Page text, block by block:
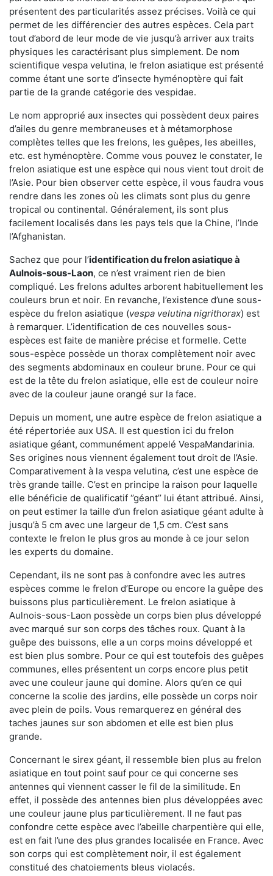
présentent des particularités assez précises. Voilà ce qui
permet de les différencier des autres espèces. Cela part
tout d’abord de leur mode de vie jusqu’à arriver aux traits
physiques les caractérisant plus simplement. De nom
scientifique vespa velutina, le frelon asiatique est présenté
comme étant une sorte d’insecte hyménoptère qui fait
partie de la grande catégorie des vespidae.
Le nom approprié aux insectes qui possèdent deux paires
d’ailes du genre membraneuses et à métamorphose
complètes telles que les frelons, les guêpes, les abeilles,
etc. est hyménoptère. Comme vous pouvez le constater, le
frelon asiatique est une espèce qui nous vient tout droit de
l’Asie. Pour bien observer cette espèce, il vous faudra vous
rendre dans les zones où les climats sont plus du genre
tropical ou continental. Généralement, ils sont plus
facilement localisés dans les pays tels que la Chine, l’Inde
l’Afghanistan.
Sachez que pour l’identification du frelon asiatiqueà
Aulnois-sous-Laon, ce n’est vraiment rien de bien
compliqué. Les frelons adultes arborent habituellement les
couleurs brun et noir. En revanche, l’existence d’une sous-
espèce du frelon asiatique (vespa velutina nigrithorax) est
à remarquer. L’identification de ces nouvelles sous-
espèces est faite de manière précise et formelle. Cette
sous-espèce possède un thorax complètement noir avec
des segments abdominaux en couleur brune. Pour ce qui
est de la tête du frelon asiatique, elle est de couleur noire
avec de la couleur jaune orangé sur la face.
Depuis un moment, une autre espèce de frelon asiatique a
été répertoriée aux USA. Il est question ici du frelon
asiatique géant, communément appelé VespaMandarinia.
Ses origines nous viennent également tout droit de l’Asie.
Comparativement à la vespa velutina, c’est une espèce de
très grande taille. C’est en principe la raison pour laquelle
elle bénéficie de qualificatif ‘’géant’’ lui étant attribué. Ainsi,
on peut estimer la taille d’un frelon asiatique géant adulte à
jusqu’à 5 cm avec une largeur de 1,5 cm. C’est sans
contexte le frelon le plus gros au monde à ce jour selon
les experts du domaine.
Cependant, ils ne sont pas à confondre avec les autres
espèces comme le frelon d’Europe ou encore la guêpe des
buissons plus particulièrement. Le frelon asiatique à
Aulnois-sous-Laon possède un corps bien plus développé
avec marqué sur son corps des tâches roux. Quant à la
guêpe des buissons, elle a un corps moins développé et
est bien plus sombre. Pour ce qui est toutefois des guêpes
communes, elles présentent un corps encore plus petit
avec une couleur jaune qui domine. Alors qu’en ce qui
concerne la scolie des jardins, elle possède un corps noir
avec plein de poils. Vous remarquerez en général des
taches jaunes sur son abdomen et elle est bien plus
grande.
Concernant le sirex géant, il ressemble bien plus au frelon
asiatique en tout point sauf pour ce qui concerne ses
antennes qui viennent casser le fil de la similitude. En
effet, il possède des antennes bien plus développées avec
une couleur jaune plus particulièrement. Il ne faut pas
confondre cette espèce avec l’abeille charpentière qui elle,
est en fait l’une des plus grandes localisée en France. Avec
son corps qui est complètement noir, il est également
constitué des chatoiements bleus violacés.